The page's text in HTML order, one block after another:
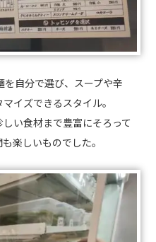
自分で選び、スープや辛
イズできるスタイル。
い食材まで豊富にそろって
楽しいものでした。